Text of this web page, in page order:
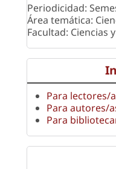
Periodicidad:
Área temática:
Facultad: Ciencias
Para lectores/
Para autores/
Para